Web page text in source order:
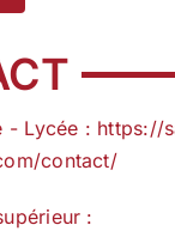
- Lycée : https://
contact/
: